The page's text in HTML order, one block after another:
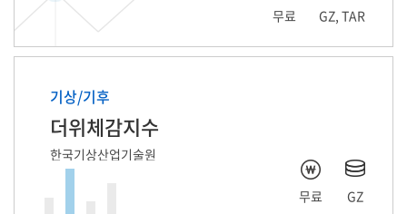
무료 GZ, TAR
기상/기후
더위체감지수
한국기상산업기술원
무료 GZ